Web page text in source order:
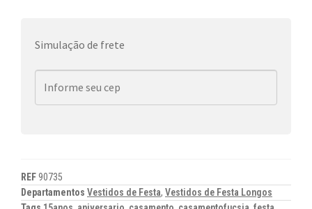
Simulação de frete
REF90735
Departamentos Vestidos de Festa, Vestidos de Festa Longos